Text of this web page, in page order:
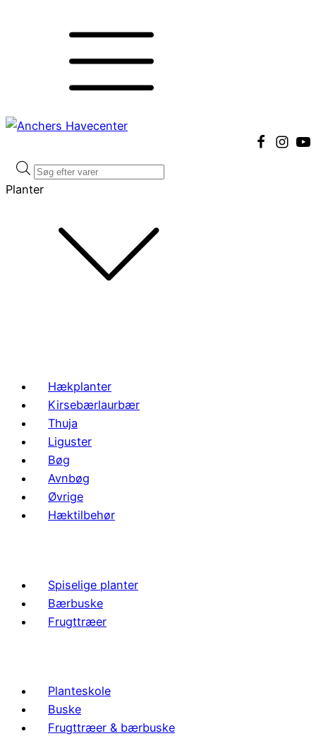
Products
search
Planter
Hækplanter
Kirsebærlaurbær
Thuja
Liguster
Bøg
Avnbøg
Øvrige
Hæktilbehør
Spiselige planter
Bærbuske
Frugttræer
Planteskole
Buske
Frugttræer & bærbuske